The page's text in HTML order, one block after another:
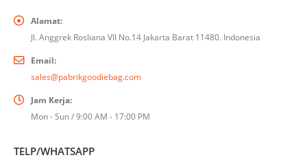
Alamat:
Jl. Anggrek Rosliana VII No.14 Jakarta Barat 11480. Indonesia
Email:
sales@pabrikgoodiebag.com
Jam Kerja:
Mon - Sun / 9:00 AM - 17:00 PM
TELP/WHATSAPP